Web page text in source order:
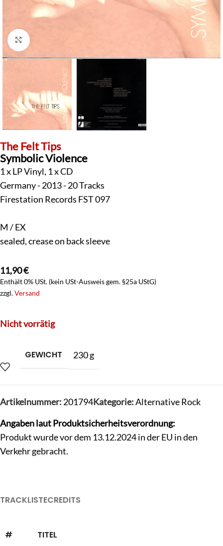
Klick zum Vergrößern
The Felt Tips
Symbolic Violence
1 x LP Vinyl, 1 x CD
Germany - 2013 - 20 Tracks
Firestation Records FST 097
M / EX
sealed, crease on back sleeve
11,90€
Enthält 0% USt. (kein USt-Ausweis gem. §25a UStG)
zzgl.Versand
Nicht vorrätig
GEWICHT 230 g
Artikelnummer: 201794Kategorie:Alternative Rock
Angaben laut Produktsicherheitsverordnung:
Produkt wurde vor dem 13.12.2024 in der EU in den
Verkehr gebracht.
TRACKLISTECREDITS
# TITEL